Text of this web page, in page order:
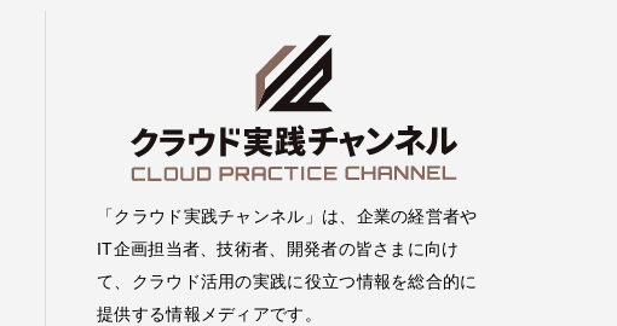
「クラウド実践チャンネル」は、企業の経営者や
IT企画担当者、技術者、開発者の皆さまに向け
て、クラウド活用の実践に役立つ情報を総合的に
提供する情報メディアです。